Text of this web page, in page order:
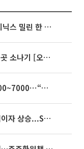
[베스트&워스트] 삼성전자·SK하이닉스 밀린 한 주…상상인증권은 85% 급등
35도 안팎 무더위 이어져…전국 곳곳 소나기 [오늘 날씨]
[주간증시전망] 다음주 코스피 6000~7000⋯“外人 수급은 정책이 변수”
뉴욕증시, 연준 금리인상 기대감 꺾이자 상승...S&P500 사상 최고치 [종합]